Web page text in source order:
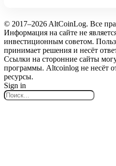
© 2017–2026 AltCoinLog. Все
Информация на сайте не
инвестиционным советом.
принимает решения и несёт
Ссылки на сторонние сайты
программы. Altcoinlog не несёт
ресурсы.
Sign in